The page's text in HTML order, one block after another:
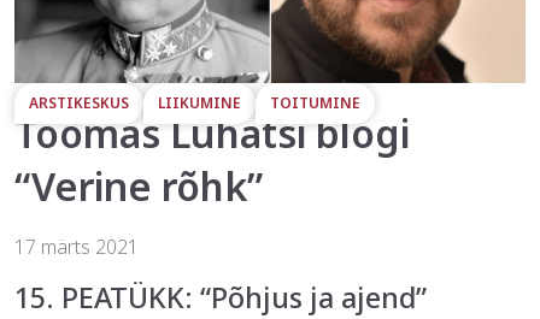
ARSTIKESKUS LIIKUMINE TOITUMINE
Toomas Luhatsi blogi
“Verine rõhk”
17 märts 2021
15. PEATÜKK: “Põhjus ja ajend”